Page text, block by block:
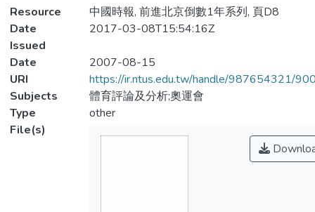
Resource
中國時報, 前進北京倒數1年系列, 頁D8
Date
Issued
2017-03-08T15:54:16Z
Date
2007-08-15
URI
https://ir.ntus.edu.tw/handle/987654321/
Subjects
體育評論及分析;奧運會
Type
other
File(s)